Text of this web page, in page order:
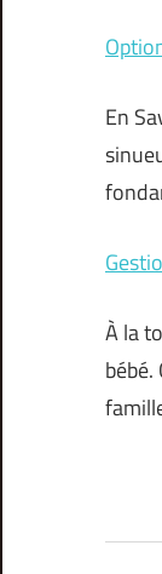
En
À la